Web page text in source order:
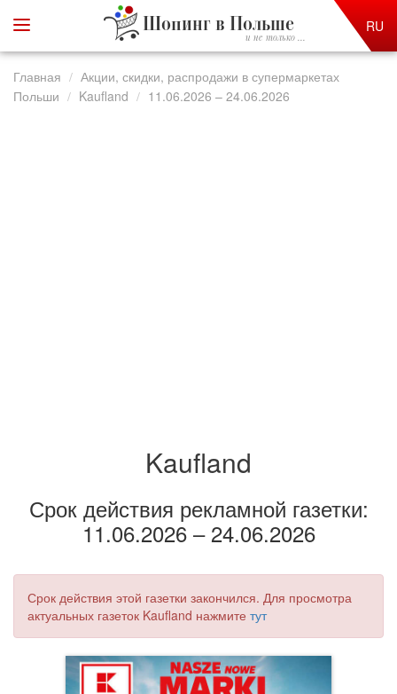
Шопинг в Польше
и не только ...
RU
Главная
Акции, скидки, распродажи в супермаркетах
Польши
Kaufland 11.06.2026 – 24.06.2026
Kaufland
Срок действия рекламной газетки:
11.06.2026 – 24.06.2026
Срок действия этой газетки закончился. Для просмотра
актуальных газеток Kaufland нажмите тут